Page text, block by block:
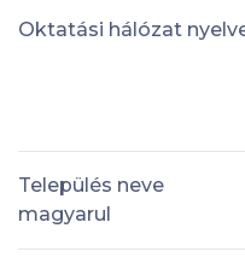
Oktatási hálózat
Település neve
magyarul